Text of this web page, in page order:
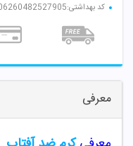
کد بهداشتی:06260482527905
معرفی